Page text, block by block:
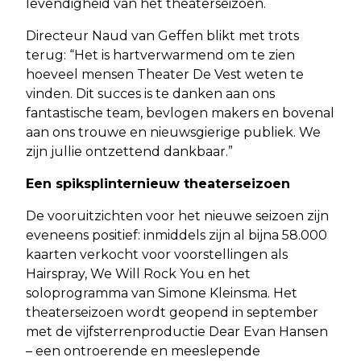
levendigheid van het theaterseizoen.
Directeur Naud van Geffen blikt met trots
terug: “Het is hartverwarmend om te zien
hoeveel mensen Theater De Vest weten te
vinden. Dit succes is te danken aan ons
fantastische team, bevlogen makers en bovenal
aan ons trouwe en nieuwsgierige publiek. We
zijn jullie ontzettend dankbaar.”
Een spiksplinternieuw theaterseizoen
De vooruitzichten voor het nieuwe seizoen zijn
eveneens positief: inmiddels zijn al bijna 58.000
kaarten verkocht voor voorstellingen als
Hairspray, We Will Rock You en het
soloprogramma van Simone Kleinsma. Het
theaterseizoen wordt geopend in september
met de vijfsterrenproductie Dear Evan Hansen
– een ontroerende en meeslepende